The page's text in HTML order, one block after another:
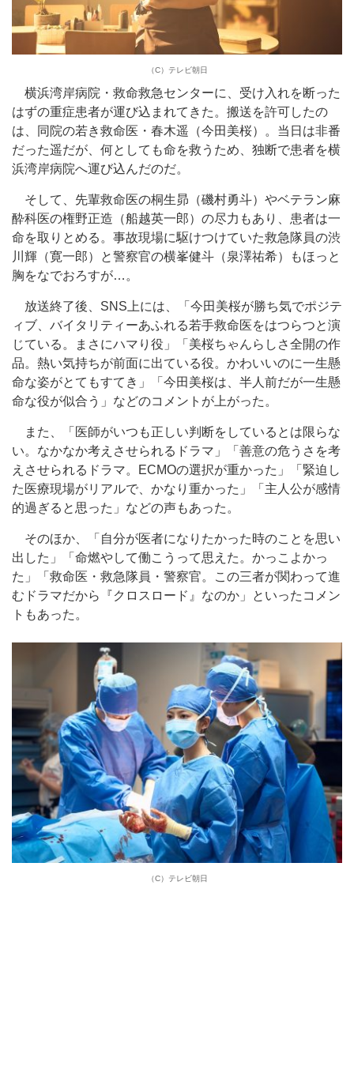
（C）テレビ朝日
横浜湾岸病院・救命救急センターに、受け入れを断った
はずの重症患者が運び込まれてきた。搬送を許可したの
は、同院の若き救命医・春木遥（今田美桜）。当日は非番
だった遥だが、何としても命を救うため、独断で患者を横
浜湾岸病院へ運び込んだのだ。
そして、先輩救命医の桐生昴（磯村勇斗）やベテラン麻
酔科医の権野正造（船越英一郎）の尽力もあり、患者は一
命を取りとめる。事故現場に駆けつけていた救急隊員の渋
川輝（寛一郎）と警察官の横峯健斗（泉澤祐希）もほっと
胸をなでおろすが…。
放送終了後、SNS上には、「今田美桜が勝ち気でポジテ
ィブ、バイタリティーあふれる若手救命医をはつらつと演
じている。まさにハマり役」「美桜ちゃんらしさ全開の作
品。熱い気持ちが前面に出ている役。かわいいのに一生懸
命な姿がとてもすてき」「今田美桜は、半人前だが一生懸
命な役が似合う」などのコメントが上がった。
また、「医師がいつも正しい判断をしているとは限らな
い。なかなか考えさせられるドラマ」「善意の危うさを考
えさせられるドラマ。ECMOの選択が重かった」「緊迫し
た医療現場がリアルで、かなり重かった」「主人公が感情
的過ぎると思った」などの声もあった。
そのほか、「自分が医者になりたかった時のことを思い
出した」「命燃やして働こうって思えた。かっこよかっ
た」「救命医・救急隊員・警察官。この三者が関わって進
むドラマだから『クロスロード』なのか」といったコメン
トもあった。
（C）テレビ朝日